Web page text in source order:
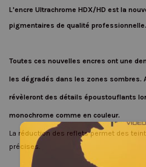
L'encre Ultrachrome HDX/HD est la
pigmentaires de qualité professionnelle.
Toutes ces nouvelles encres ont une
les dégradés dans les zones sombres.
révèleront des détails époustouflants
monochrome comme en couleur.
La réduction des reflets permet des
précises.